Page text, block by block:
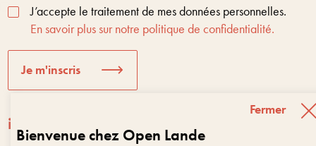
J’accepte le traitement de mes données personnelles.
En savoir plus sur notre politique de confidentialité.
Je m'inscris
Bienvenue chez Open Lande
Fermer